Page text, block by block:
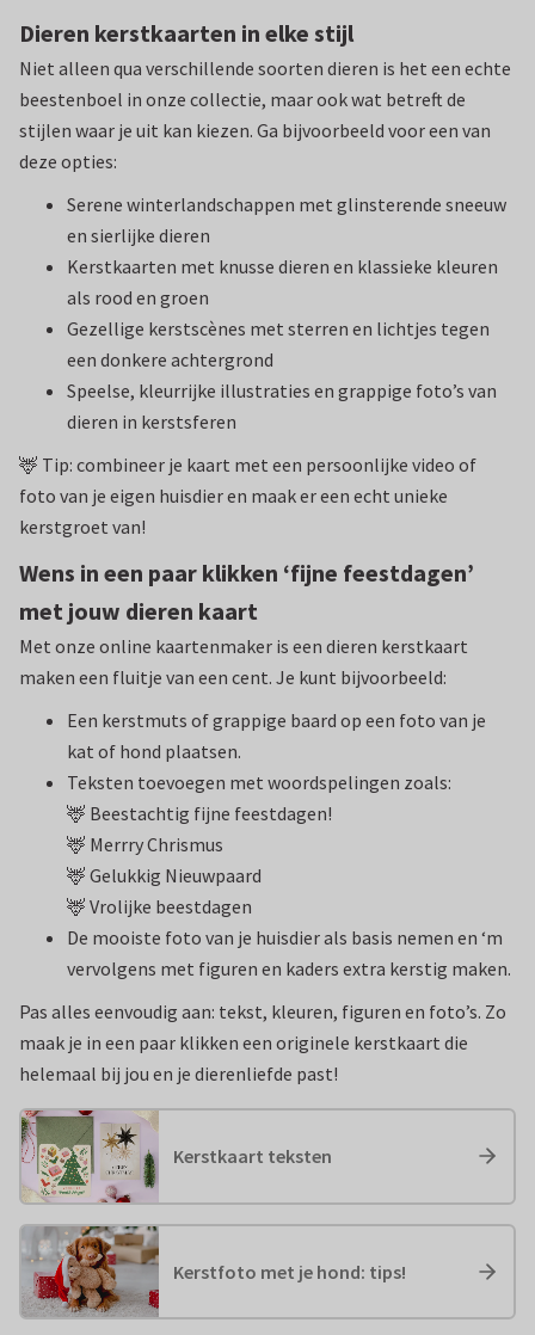
Dieren kerstkaarten in elke stijl
Niet alleen qua verschillende soorten dieren is het een echte
beestenboel in onze collectie, maar ook wat betreft de
stijlen waar je uit kan kiezen. Ga bijvoorbeeld voor een van
deze opties:
Serene winterlandschappen met glinsterende sneeuw
en sierlijke dieren
Kerstkaarten met knusse dieren en klassieke kleuren
als rood en groen
Gezellige kerstscènes met sterren en lichtjes tegen
een donkere achtergrond
Speelse, kleurrijke illustraties en grappige foto’s van
dieren in kerstsferen
🦌 Tip: combineer je kaart met een persoonlijke video of
foto van je eigen huisdier en maak er een echt unieke
kerstgroet van!
Wens in een paar klikken ‘fijne feestdagen’
met jouw dieren kaart
Met onze online kaartenmaker is een dieren kerstkaart
maken een fluitje van een cent. Je kunt bijvoorbeeld:
Een kerstmuts of grappige baard op een foto van je
kat of hond plaatsen.
Teksten toevoegen met woordspelingen zoals:
🦌 Beestachtig fijne feestdagen!
🦌 Merrry Chrismus
🦌 Gelukkig Nieuwpaard
🦌 Vrolijke beestdagen
De mooiste foto van je huisdier als basis nemen en ‘m
vervolgens met figuren en kaders extra kerstig maken.
Pas alles eenvoudig aan: tekst, kleuren, figuren en foto’s. Zo
maak je in een paar klikken een originele kerstkaart die
helemaal bij jou en je dierenliefde past!
Kerstkaart teksten
Kerstfoto met je hond: tips!